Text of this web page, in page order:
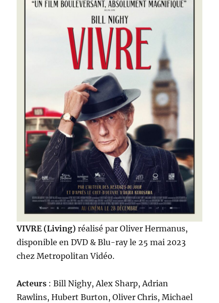
VIVRE (Living)réalisé par Oliver Hermanus,
disponible en DVD & Blu-ray le 25 mai 2023
chez Metropolitan Vidéo.
Acteurs : Bill Nighy, Alex Sharp, Adrian
Rawlins, Hubert Burton, Oliver Chris, Michael